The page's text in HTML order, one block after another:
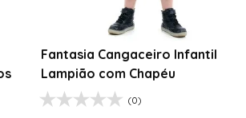
Saia Infantil Festa Junina Carimbó
Xadrez Preto com Girassol
R$ 129,99
R$ 78,90
1 R$ 78, 90